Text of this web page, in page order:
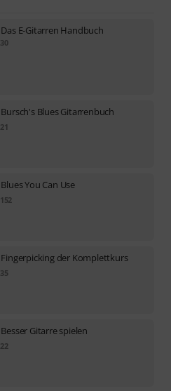
Das E-Gitarren Handbuch
30
Bursch's Blues Gitarrenbuch
21
Blues You Can Use
152
Fingerpicking der Komplettkurs
35
Besser Gitarre spielen
22